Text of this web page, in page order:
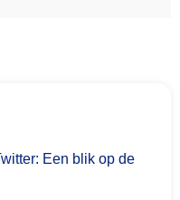
Een blik op de